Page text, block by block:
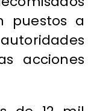
puestos a
acciones